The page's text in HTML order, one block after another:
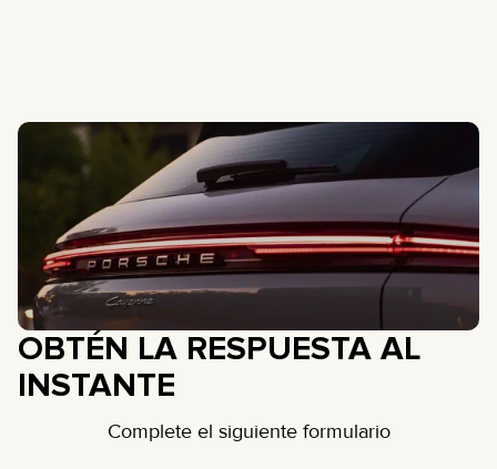
OBTÉN LA RESPUESTA AL
INSTANTE
Complete el siguiente formulario